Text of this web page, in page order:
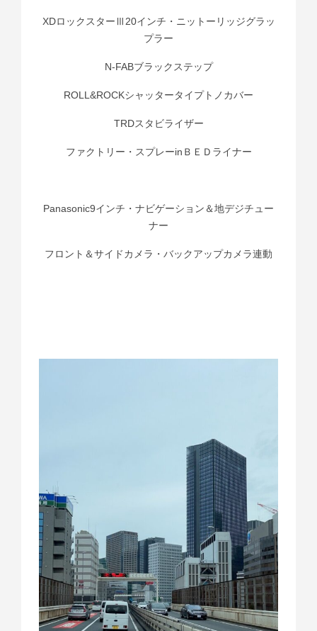
XDロックスターⅢ20インチ・ニットーリッジグラッ
プラー
N-FABブラックステップ
ROLL&ROCKシャッタータイプトノカバー
TRDスタビライザー
ファクトリー・スプレーinＢＥＤライナー
Panasonic9インチ・ナビゲーション＆地デジチュー
ナー
フロント＆サイドカメラ・バックアップカメラ連動